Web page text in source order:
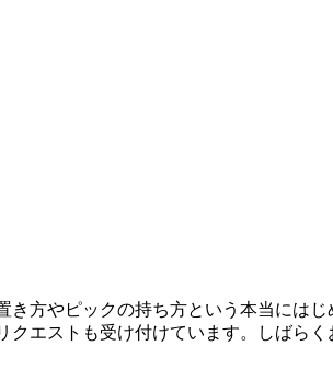
方やピックの持ち方という本当には
エストも受け付けています。しばら